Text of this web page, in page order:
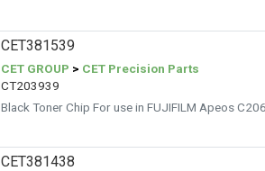
CET381539
CET GROUP > CET Precision Parts
CT203939
Black Toner Chip For use in FUJIFILM Apeos
CET381438